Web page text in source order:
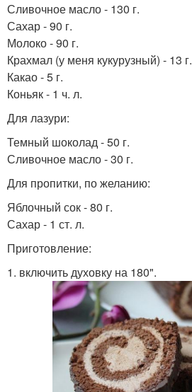
Сливочное масло - 130 г.
Сахар - 90 г.
Молоко - 90 г.
Крахмал (у меня кукурузный) - 13 г.
Какао - 5 г.
Коньяк - 1 ч. л.
Для лазури:
Темный шоколад - 50 г.
Сливочное масло - 30 г.
Для пропитки, по желанию:
Яблочный сок - 80 г.
Сахар - 1 ст. л.
Приготовление:
1. включить духовку на 180".